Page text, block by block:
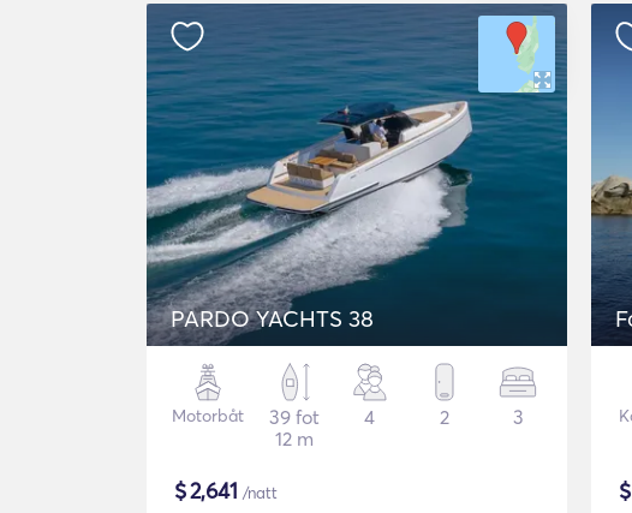
PARDO YACHTS 38
Motorbåt
39 fot
12 m
4 2 3
$2,641 /natt